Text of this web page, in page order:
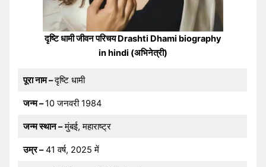
दृष्टि धामी जीवन परिचय Drashti Dhami biography
in hindi (अभिनेत्री)
पूरा नाम –दृष्टि धामी
जन्म –10 जनवरी 1984
जन्म स्थान –मुंबई, महाराष्ट्र
उम्र –41 वर्ष, 2025 में